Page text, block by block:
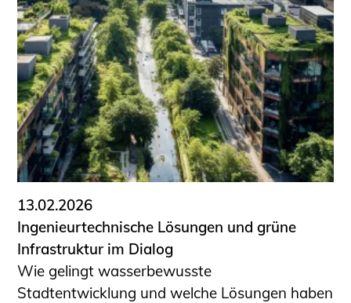
13.02.2026
Ingenieurtechnische Lösungen und grüne
Infrastruktur im Dialog
Wie gelingt wasserbewusste
Stadtentwicklung und welche Lösungen haben